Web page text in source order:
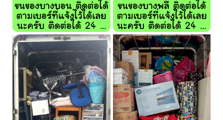
ขนของบางบอน ติดต่อได้
ตามเบอร์ที่แจ้งไว้ได้เลย
นะครับ ติดต่อได้ 24 ...
ขนของบางพลี ติดต่อได้
ตามเบอร์ที่แจ้งไว้ได้เลย
นะครับ ติดต่อได้ 24 ...